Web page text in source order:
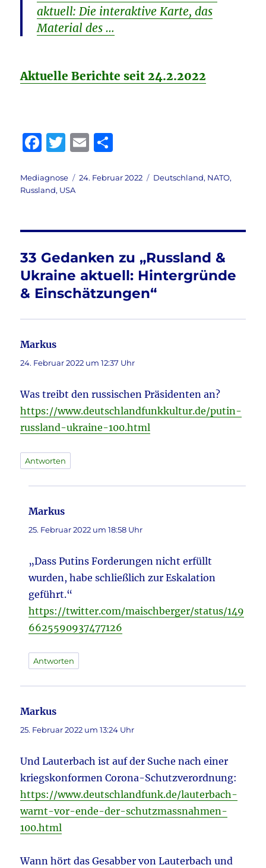
aktuell: Die interaktive Karte, das
Material des …
Aktuelle Berichte seit 24.2.2022
F
c
e
o
o
k
T
it
te
E
ai le
Autor
Mediagnose
Veröffentlicht
24. Februar 2022 Kategorien
Deutschland, NATO,
Russland, USA
33 Gedanken zu „Russland &
Ukraine aktuell: Hintergründe
& Einschätzungen“
Markus
24. Februar 2022 um 12:37 Uhr
Was treibt den russischen Präsidenten an?
https://www.deutschlandfunkkultur.de/putin-
russland-ukraine-100.html
Antworten
Markus
25. Februar 2022 um 18:58 Uhr
„Dass Putins Forderungen nicht erfüllt
wurden, habe schließlich zur Eskalation
geführt.“
https://twitter.com/maischberger/status/149
6625590937477126
Antworten
Markus
25. Februar 2022 um 13:24 Uhr
Und Lauterbach ist auf der Suche nach einer
kriegskonformen Corona-Schutzverordnung:
https://www.deutschlandfunk.de/lauterbach-
warnt-vor-ende-der-schutzmassnahmen-
100.html
Wann hört das Gesabber von Lauterbach und